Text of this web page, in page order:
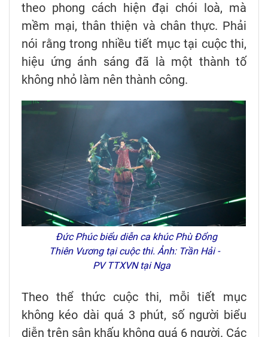
theo phong cách hiện đại chói loà, mà
mềm mại, thân thiện và chân thực. Phải
nói rằng trong nhiều tiết mục tại cuộc thi,
hiệu ứng ánh sáng đã là một thành tố
không nhỏ làm nên thành công.
Đức Phúc biểu diễn ca khúc Phù Đổng
Thiên Vương tại cuộc thi. Ảnh: Trần Hải -
PV TTXVN tại Nga
Theo thể thức cuộc thi, mỗi tiết mục
không kéo dài quá 3 phút, số người biểu
diễn trên sân khấu không quá 6 người. Các